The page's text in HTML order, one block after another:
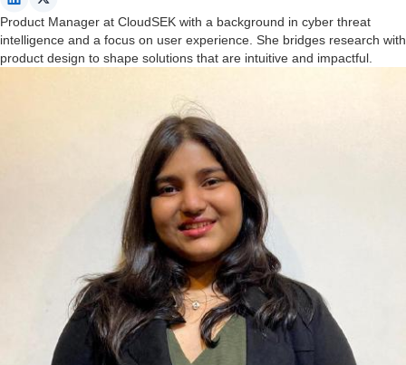
Product Manager at CloudSEK with a background in cyber threat
intelligence and a focus on user experience. She bridges research with
product design to shape solutions that are intuitive and impactful.